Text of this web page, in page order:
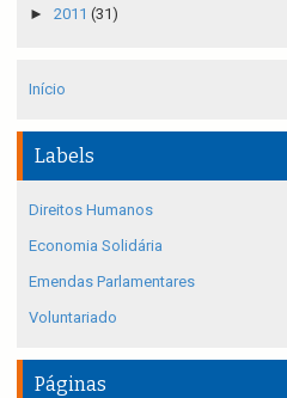
► 2011 (31)
Início
Labels
Direitos Humanos
Economia Solidária
Emendas Parlamentares
Voluntariado
Páginas